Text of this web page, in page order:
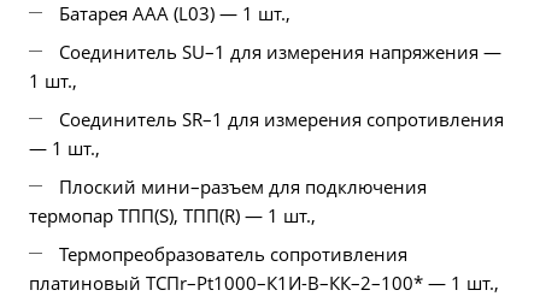
Батарея ААА (L03) — 1 шт.,
Соединитель SU–1 для измерения напряжения —
1 шт.,
Соединитель SR–1 для измерения сопротивления
— 1 шт.,
Плоский мини–разъем для подключения
термопар ТПП(S), ТПП(R) — 1 шт.,
Термопреобразователь сопротивления
платиновый ТСПr–Pt1000–К1И-В–КК–2–100* — 1 шт.,